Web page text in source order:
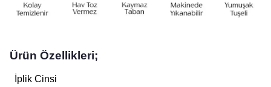
Ürün Özellikleri;
İplik Cinsi